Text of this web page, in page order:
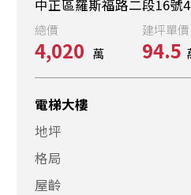
中正區羅斯福路二段16號
總價
4,020 萬
建坪單價
94.5
電梯大樓
地坪
格局
屋齡